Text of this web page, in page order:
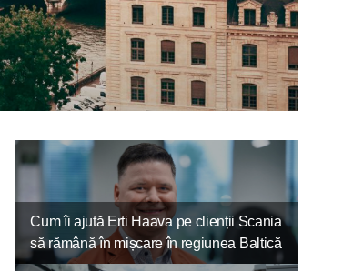
Cum îi ajută Erti Haava pe clienții Scania
să rămână în mișcare în regiunea Baltică